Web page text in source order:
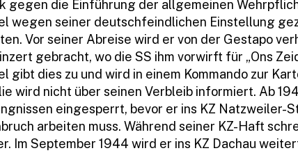
gegen die Einführung der allgemeinen
wegen seiner deutschfeindlichen Einstellung
Vor seiner Abreise wird er von der Gestapo
gebracht, wo die SS ihm vorwirft für „Ons
gibt dies zu und wird in einem Kommando zur
wird nicht über seinen Verbleib informiert. Ab
eingesperrt, bevor er ins KZ Natzweiler-
arbeiten muss. Während seiner KZ-Haft
Im September 1944 wird er ins KZ Dachau